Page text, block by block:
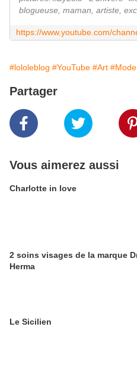
blogueuse, maman, artiste,
#lololeblog #YouTube #Art #Mode
Partager
Vous aimerez aussi
Charlotte in love
2 soins visages de la marque
Herma
Le Sicilien